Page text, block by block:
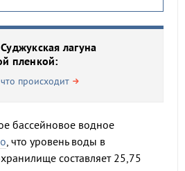
лагуна
пленкой:
происходит
бассейновое водное
, что уровень воды в
составляет 25,75